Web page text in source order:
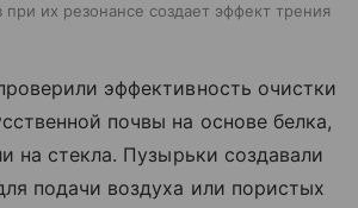
при их резонансе создает эффект трения
эффективность очистки
почвы на основе белка,
на стекла. Пузырьки создавали
подачи воздуха или пористых